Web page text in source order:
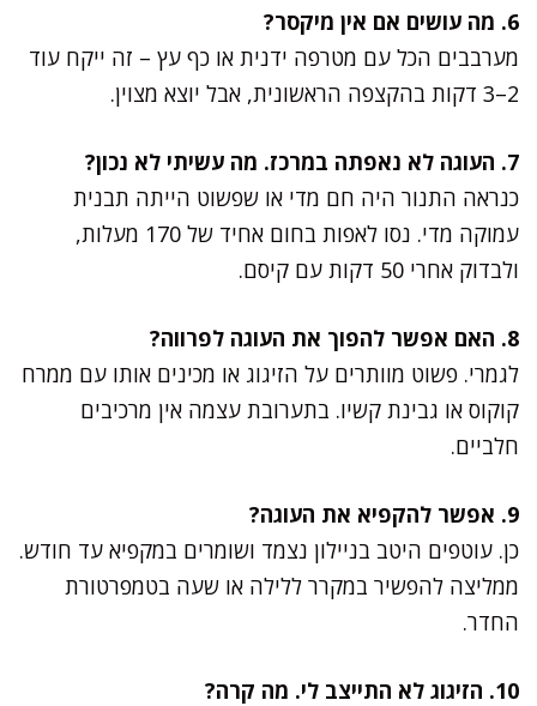
6. מה עושים אם אין מיקסר?
מערבבים הכל עם מטרפה ידנית או כף עץ – זה ייקח עוד
2–3 דקות בהקצפה הראשונית, אבל יוצא מצוין.
7. העוגה לא נאפתה במרכז. מה עשיתי לא נכון?
כנראה התנור היה חם מדי או שפשוט הייתה תבנית
עמוקה מדי. נסו לאפות בחום אחיד של 170 מעלות,
ולבדוק אחרי 50 דקות עם קיסם.
8. האם אפשר להפוך את העוגה לפרווה?
לגמרי. פשוט מוותרים על הזיגוג או מכינים אותו עם ממרח
קוקוס או גבינת קשיו. בתערובת עצמה אין מרכיבים
חלביים.
9. אפשר להקפיא את העוגה?
כן. עוטפים היטב בניילון נצמד ושומרים במקפיא עד חודש.
ממליצה להפשיר במקרר ללילה או שעה בטמפרטורת
החדר.
10. הזיגוג לא התייצב לי. מה קרה?